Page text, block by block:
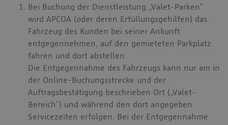
Bei Buchung der Dienstleistung „Valet-Parken“
wird APCOA (oder deren Erfüllungsgehilfen) das
Fahrzeug des Kunden bei seiner Ankunft
entgegennehmen, auf den gemieteten Parkplatz
fahren und dort abstellen.
Die Entgegennahme des Fahrzeugs kann nur am in
der Online-Buchungsstrecke und der
Auftragsbestätigung beschrieben Ort („Valet-
Bereich“) und während den dort angegeben
Servicezeiten erfolgen. Bei der Entgegennahme